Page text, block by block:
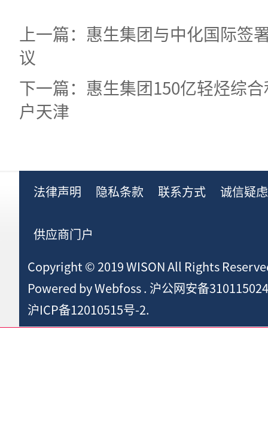
上一篇：惠生集团与中化国际签
议
下一篇：惠生集团150亿轻烃综
户天津
法律声明 隐私条款 联系方式 诚信疑
供应商门户
Copyright © 2019 WISON All Rights
Powered byWebfoss. 沪公网安备
沪ICP备12010515号-2.